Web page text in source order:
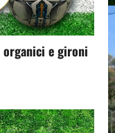
organici e gironi